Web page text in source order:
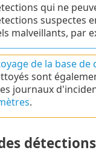
qui ne
suspectes
malveillants, par
de la base de
sont
journaux
.
détections